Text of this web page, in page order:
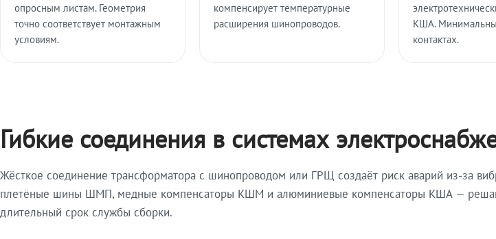
опросным листам. Геометрия
точно соответствует монтажным
условиям.
компенсирует температурные
расширения шинопроводов.
КША.
контактах.
Гибкие соединения в системах
Жёсткое соединение трансформатора с шинопроводом или ГРЩ создаёт риск аварий из-за
плетёные шины ШМП, медные компенсаторы КШМ и алюминиевые компенсаторы КША —
длительный срок службы сборки.